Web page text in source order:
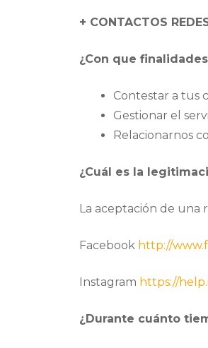
+ CONTACTOS
¿Con que
Contestar a tus
Gestionar el
Relacionarnos
¿Cuál es la
La aceptación de una
Facebook http://
Instagram https://
¿Durante cuánto